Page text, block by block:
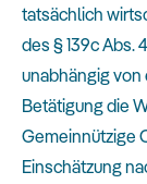
tatsächlich
des § 139c Abs.
unabhängig
Betätigung die
Gemeinnützige
Einschätzung